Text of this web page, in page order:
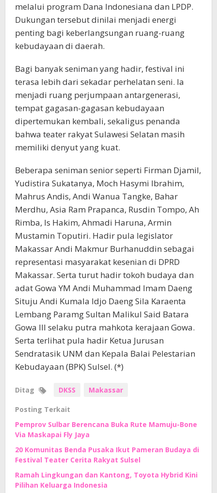
melalui program Dana Indonesiana dan LPDP.
Dukungan tersebut dinilai menjadi energi
penting bagi keberlangsungan ruang-ruang
kebudayaan di daerah.
Bagi banyak seniman yang hadir, festival ini
terasa lebih dari sekadar perhelatan seni. Ia
menjadi ruang perjumpaan antargenerasi,
tempat gagasan-gagasan kebudayaan
dipertemukan kembali, sekaligus penanda
bahwa teater rakyat Sulawesi Selatan masih
memiliki denyut yang kuat.
Beberapa seniman senior seperti Firman Djamil,
Yudistira Sukatanya, Moch Hasymi Ibrahim,
Mahrus Andis, Andi Wanua Tangke, Bahar
Merdhu, Asia Ram Prapanca, Rusdin Tompo, Ah
Rimba, Is Hakim, Ahmadi Haruna, Armin
Mustamin Toputiri. Hadir pula legislator
Makassar Andi Makmur Burhanuddin sebagai
representasi masyarakat kesenian di DPRD
Makassar. Serta turut hadir tokoh budaya dan
adat Gowa YM Andi Muhammad Imam Daeng
Situju Andi Kumala Idjo Daeng Sila Karaenta
Lembang Paramg Sultan Malikul Said Batara
Gowa III selaku putra mahkota kerajaan Gowa.
Serta terlihat pula hadir Ketua Jurusan
Sendratasik UNM dan Kepala Balai Pelestarian
Kebudayaan (BPK) Sulsel. (*)
Ditag DKSS Makassar
Posting Terkait
Pemprov Sulbar Berencana Buka Rute Mamuju-Bone
Via Maskapai Fly Jaya
20 Komunitas Benda Pusaka Ikut Pameran Budaya di
Festival Teater Cerita Rakyat Sulsel
Ramah Lingkungan dan Kantong, Toyota Hybrid Kini
Pilihan Keluarga Indonesia